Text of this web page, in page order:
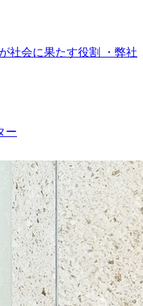
社会に果たす役割 ・弊社
ー